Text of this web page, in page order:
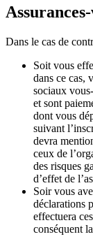
Dans le cas de
Soit vous
dans ce cas,
sociaux
et sont
dont vous
suivant
devra
ceux de
des risques
d’effet de
Soir vous
déclarations
effectuera
conséquent